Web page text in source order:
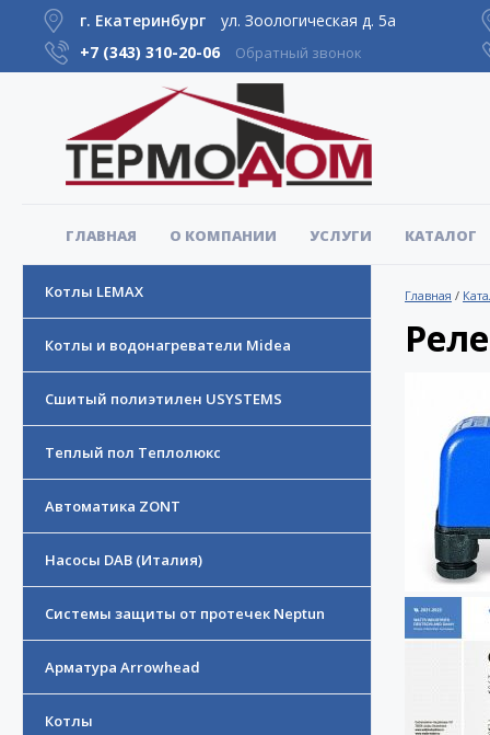
г. Екатеринбург
ул. Зоологическая д. 5а
+7 (343) 310-20-06 Обратный звонок
ГЛАВНАЯ О КОМПАНИИ УСЛУГИ КАТАЛОГ
Котлы LEMAX
Котлы и водонагреватели Midea
Сшитый полиэтилен USYSTEMS
Теплый пол Теплолюкс
Автоматика ZONT
Насосы DAB (Италия)
Системы защиты от протечек Neptun
Арматура Arrowhead
Котлы
Главная /